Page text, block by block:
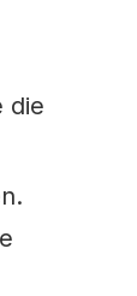
die